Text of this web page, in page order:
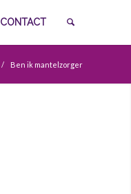
CONTACT
/ Ben ik mantelzorger